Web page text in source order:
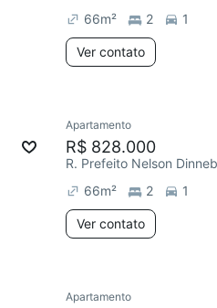
66m² 2 1
Ver contato
Apartamento
R$ 828.000
R. Prefeito Nelson
66m² 2 1
Ver contato
Apartamento